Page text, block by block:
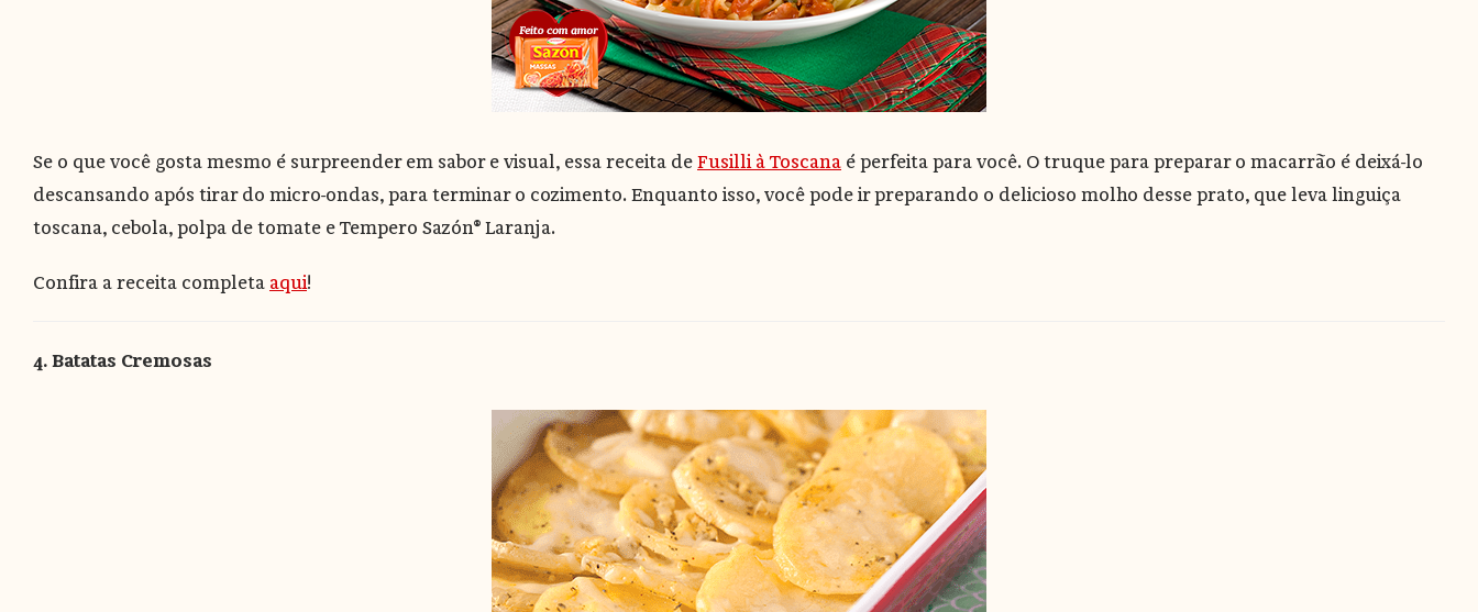
Se o que você gosta mesmo é surpreender em sabor e visual, essa receita de Fusilli à Toscana é perfeita para você. O truque para preparar o macarrão é deixá-lo
descansando após tirar do micro-ondas, para terminar o cozimento. Enquanto isso, você pode ir preparando o delicioso molho desse prato, que leva linguiça
toscana, cebola, polpa de tomate e Tempero Sazón® Laranja.
Confira a receita completa aqui!
4. Batatas Cremosas